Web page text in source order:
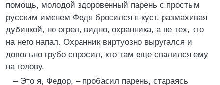
помощь, молодой здоровенный парень с простым
русским именем Федя бросился в куст, размахивая
дубинкой, но огрел, видно, охранника, а не тех, кто
на него напал. Охранник виртуозно выругался и
довольно грубо спросил, кто там еще свалился ему
на голову.
– Это я, Федор, – пробасил парень, стараясь